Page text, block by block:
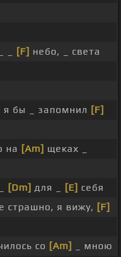
_ [F] небо, _ света
я бы _ запомнил [F]
на [Am] щеках _
[Dm] для _ [E] себя
страшно, я вижу, [F]
со [Am]
_ мною